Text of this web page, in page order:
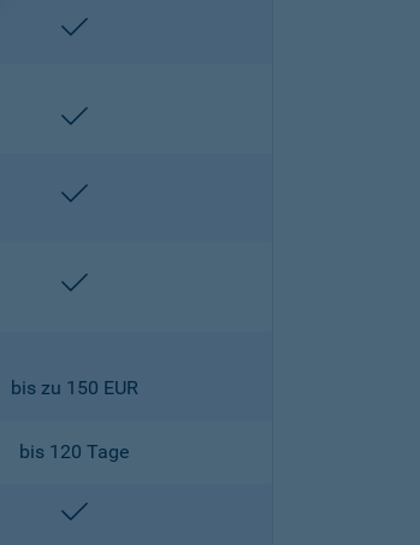
enthalten
enthalten
enthalten
enthalten
bis zu 150 EUR
bis 120 Tage
enthalten